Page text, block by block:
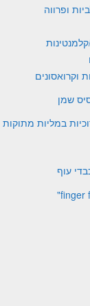
ופרווה
וקרואסונים
שמן
במליות מתוקות
עוף